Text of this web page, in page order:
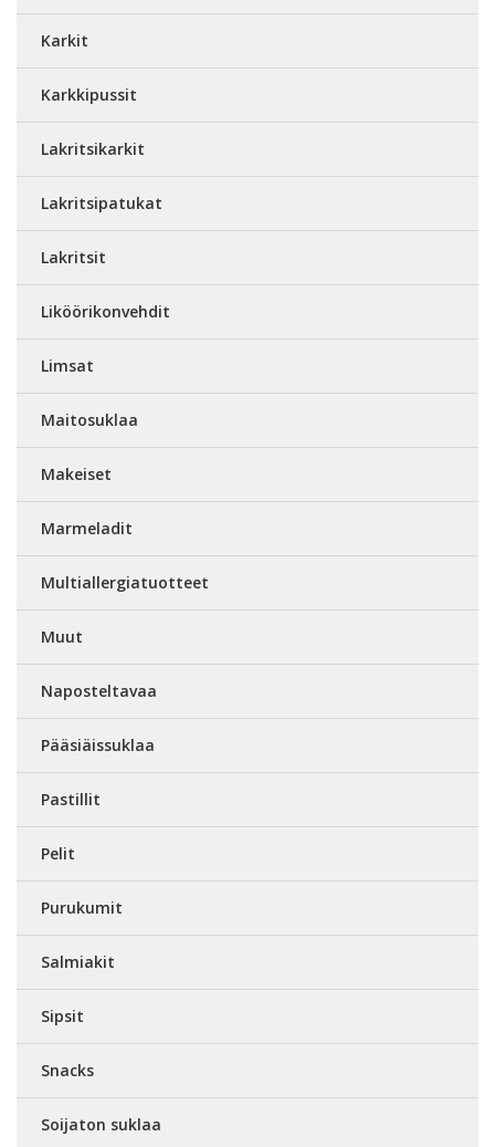
Karkit
Karkkipussit
Lakritsikarkit
Lakritsipatukat
Lakritsit
Liköörikonvehdit
Limsat
Maitosuklaa
Makeiset
Marmeladit
Multiallergiatuotteet
Muut
Naposteltavaa
Pääsiäissuklaa
Pastillit
Pelit
Purukumit
Salmiakit
Sipsit
Snacks
Soijaton suklaa